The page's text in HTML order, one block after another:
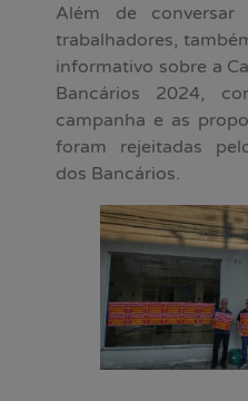
Além de
trabalhadores,
informativo sobre a
Bancários 2024,
campanha e as
foram rejeitadas
dos Bancários.